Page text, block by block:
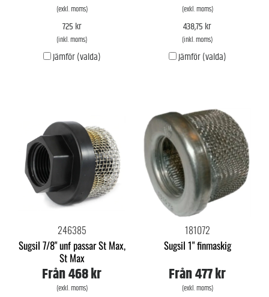
(exkl. moms)
725 kr
(inkl. moms)
Jämför (valda)
(exkl. moms)
438,75 kr
(inkl. moms)
Jämför (valda)
246385
Sugsil 7/8" unf passar St Max,
St Max
Från468 kr
(exkl. moms)
181072
Sugsil 1" finmaskig
Från477 kr
(exkl. moms)